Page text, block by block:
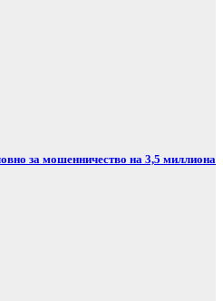
за мошенничество на 3,5 миллиона